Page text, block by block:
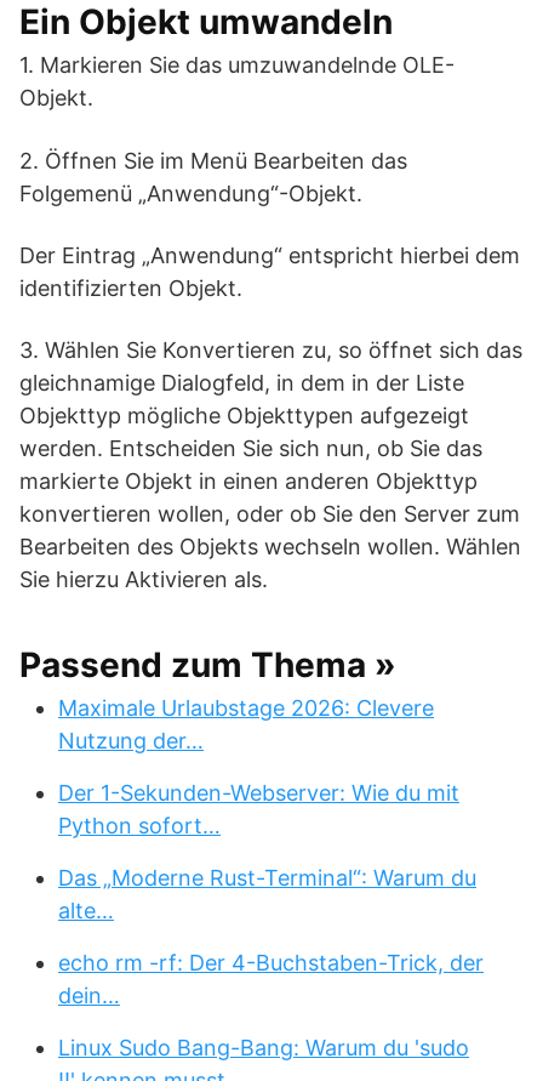
Ein Objekt umwandeln
1. Markieren Sie das umzuwandelnde OLE-
Objekt.
2. Öffnen Sie im Menü Bearbeiten das
Folgemenü „Anwendung“-Objekt.
Der Eintrag „Anwendung“ entspricht hierbei dem
identifizierten Objekt.
3. Wählen Sie Konvertieren zu, so öffnet sich das
gleichnamige Dialogfeld, in dem in der Liste
Objekttyp mögliche Objekttypen aufgezeigt
werden. Entscheiden Sie sich nun, ob Sie das
markierte Objekt in einen anderen Objekttyp
konvertieren wollen, oder ob Sie den Server zum
Bearbeiten des Objekts wechseln wollen. Wählen
Sie hierzu Aktivieren als.
Passend zum Thema »
Maximale Urlaubstage 2026: Clevere
Nutzung der…
Der 1-Sekunden-Webserver: Wie du mit
Python sofort…
Das „Moderne Rust-Terminal“: Warum du
alte…
echo rm -rf: Der 4-Buchstaben-Trick, der
dein…
Linux Sudo Bang-Bang: Warum du 'sudo